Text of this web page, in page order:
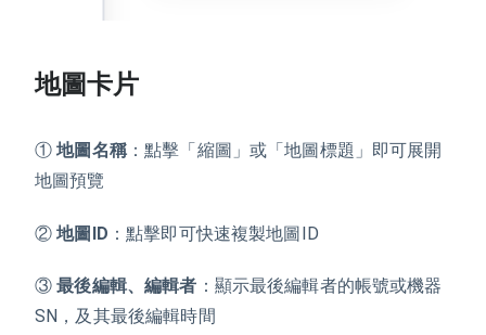
地圖卡片
①地圖名稱：點擊「縮圖」或「地圖標題」即可展開
地圖預覽
②地圖ID ：點擊即可快速複製地圖ID
③最後編輯、編輯者 ：顯示最後編輯者的帳號或機器
SN，及其最後編輯時間